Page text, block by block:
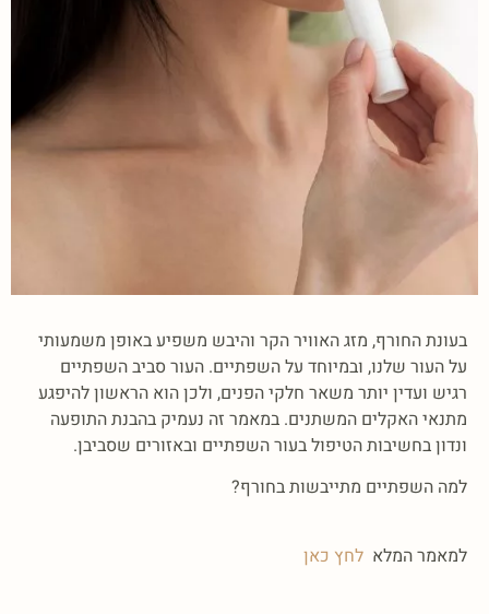
בעונת החורף, מזג האוויר הקר והיבש משפיע באופן משמעותי
על העור שלנו, ובמיוחד על השפתיים. העור סביב השפתיים
רגיש ועדין יותר משאר חלקי הפנים, ולכן הוא הראשון להיפגע
מתנאי האקלים המשתנים. במאמר זה נעמיק בהבנת התופעה
ונדון בחשיבות הטיפול בעור השפתיים ובאזורים שסביבן.
למה השפתיים מתייבשות בחורף?
למאמר המלא לחץ כאן